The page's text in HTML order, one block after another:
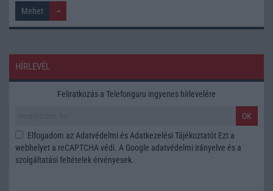
HÍRLEVÉL
Feliratkozás a Telefonguru ingyenes hírlevelére
OK
Elfogadom az Adatvédelmi és Adatkezelési Tájékoztatót Ezt a
webhelyet a reCAPTCHA védi. A Google adatvédelmi irányelve és a
szolgáltatási feltételek érvényesek.